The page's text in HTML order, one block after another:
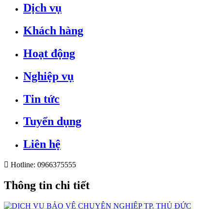
Dịch vụ
Khách hàng
Hoạt động
Nghiệp vụ
Tin tức
Tuyển dụng
Liên hệ
Hotline: 0966375555
Thông tin chi tiết